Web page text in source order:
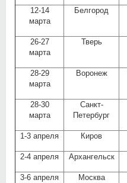
12-14
марта
Белгород
26-27
марта
Тверь
28-29
марта
Воронеж
28-30
марта
Санкт-
Петербург
1-3 апреля Киров
2-4 апреля Архангельск
3-6 апреля Москва